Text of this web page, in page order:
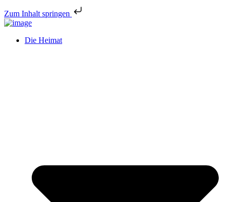
Zum Inhalt springen
Die Heimat